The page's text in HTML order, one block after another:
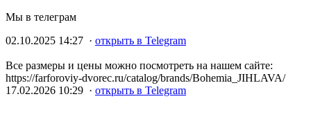
Мы в телеграм
02.10.2025 14:27 · открыть в Telegram
Все размеры и цены можно посмотреть на нашем сайте:
https://farforoviy-dvorec.ru/catalog/brands/Bohemia_JIHLAVA/
17.02.2026 10:29 · открыть в Telegram